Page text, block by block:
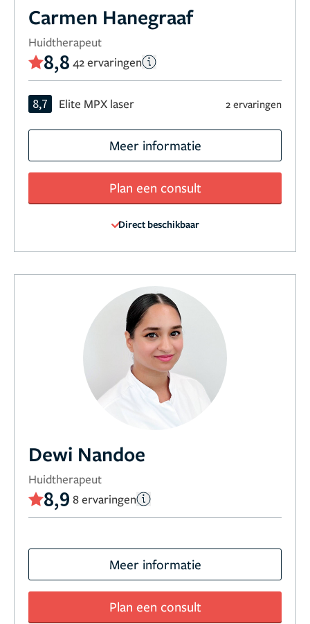
Carmen Hanegraaf
Huidtherapeut
8,8 42 ervaringen
8,7 Elite MPX laser 2 ervaringen
Meer informatie
Plan een consult
Direct beschikbaar
Dewi Nandoe
Huidtherapeut
8,9 8 ervaringen
Meer informatie
Plan een consult